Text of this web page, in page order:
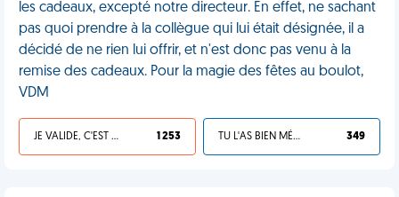
les cadeaux, excepté notre directeur. En effet, ne sachant
pas quoi prendre à la collègue qui lui était désignée, il a
décidé de ne rien lui offrir, et n'est donc pas venu à la
remise des cadeaux. Pour la magie des fêtes au boulot,
VDM
JE VALIDE, C'EST UNE VDM 1 253 TU L'AS BIEN MÉRITÉ 349